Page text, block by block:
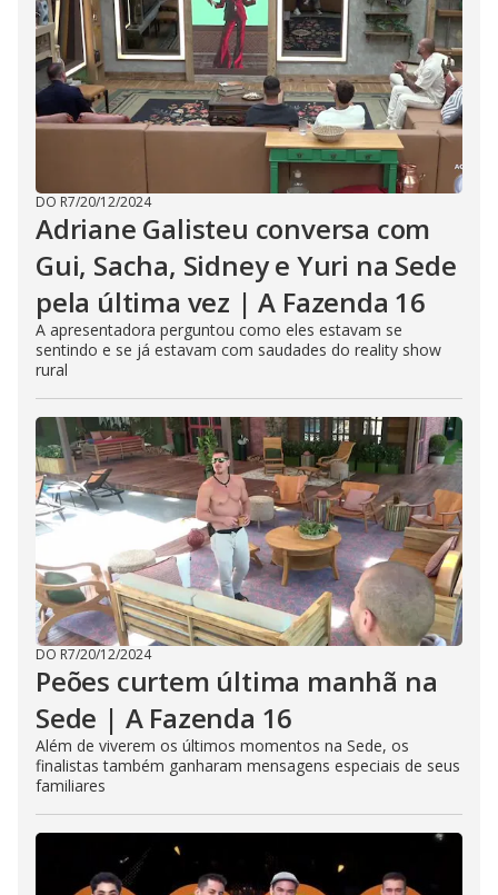
DO R7/20/12/2024
Adriane Galisteu conversa com
Gui, Sacha, Sidney e Yuri na Sede
pela última vez | A Fazenda 16
A apresentadora perguntou como eles estavam se
sentindo e se já estavam com saudades do reality show
rural
DO R7/20/12/2024
Peões curtem última manhã na
Sede | A Fazenda 16
Além de viverem os últimos momentos na Sede, os
finalistas também ganharam mensagens especiais de seus
familiares